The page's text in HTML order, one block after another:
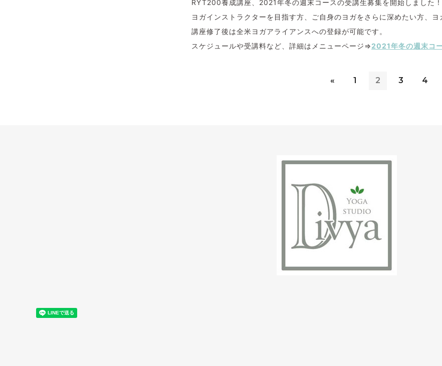
RYT200養成講座、2021年冬の週末コースの受講生募集を開始しました！
ヨガインストラクターを目指す方、ご自身のヨガをさらに深めたい方、ヨ
講座修了後は全米ヨガアライアンスへの登録が可能です。
スケジュールや受講料など、詳細はメニューページ⇒2021年冬の週末コ
« 1 2 3 4